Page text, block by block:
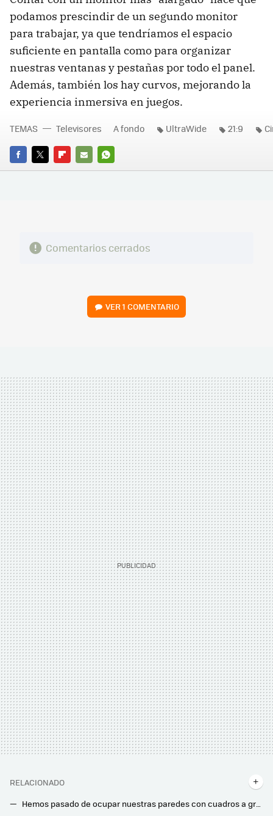
podamos prescindir de un segundo monitor
para trabajar, ya que tendríamos el espacio
suficiente en pantalla como para organizar
nuestras ventanas y pestañas por todo el panel.
Además, también los hay curvos, mejorando la
experiencia inmersiva en juegos.
FACEBOOK
TWITTERFLIPBOARD
E-
WHATSAPP
TEMAS Televisores A fondo UltraWide 21:9
Comentarios cerrados
VER1 COMENTARIO
RELACIONADO